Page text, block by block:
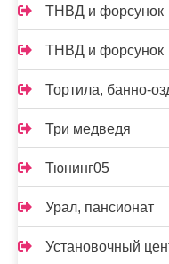
ТНВД и форсунок
ТНВД и форсунок
Тортила, банно-
Три медведя
Тюнинг05
Урал, пансионат
Установочный